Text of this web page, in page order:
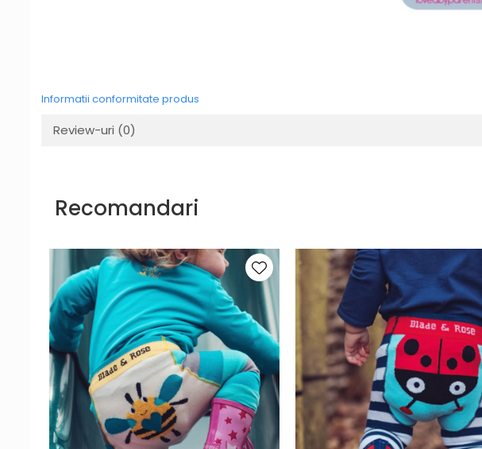
Informatii conformitate produs
Review-uri (0)
Recomandari